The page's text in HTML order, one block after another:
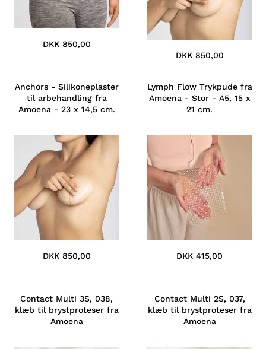
DKK 850,00
DKK 850,00
Anchors - Silikoneplaster
til arbehandling fra
Amoena - 23 x 14,5 cm.
DKK 850,00
Lymph Flow Trykpude fra
Amoena - Stor - A5, 15 x
21 cm.
DKK 415,00
Contact Multi 3S, 038,
klæb til brystproteser fra
Amoena
Contact Multi 2S, 037,
klæb til brystproteser fra
Amoena